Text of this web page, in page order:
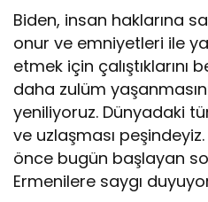
Biden, insan haklarına
onur ve emniyetleri ile
etmek için çalıştıklarını
daha zulüm
yeniliyoruz. Dünyadaki
ve uzlaşması peşindeyiz.
önce bugün başlayan
Ermenilere saygı